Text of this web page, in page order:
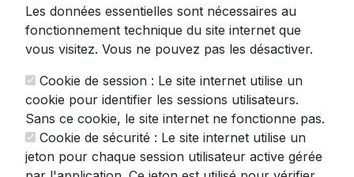
commentaires de gaming les plus passionnés
seront retranscrits avec une clarté
exceptionnelle grâce à son filtre anti-pop
intégré qui élimine les sons perturbateurs
comme votre respiration.
L'élégance n'est pas en reste avec son rétro-
éclairage RGB Rainbow à 360° qui apportera
une touche d'ambiance à votre setup. Vous
Les données essentielles sont nécessaires au
fonctionnement technique du site internet que
vous visitez. Vous ne pouvez pas les désactiver.
Cookie de session : Le site internet utilise un
cookie pour identifier les sessions utilisateurs.
Sans ce cookie, le site internet ne fonctionne pas.
Cookie de sécurité : Le site internet utilise un
jeton pour chaque session utilisateur active gérée